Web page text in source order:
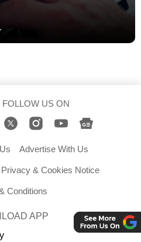
FOLLOW US ON
Advertise With Us
Privacy & Cookies Notice
Conditions
APP